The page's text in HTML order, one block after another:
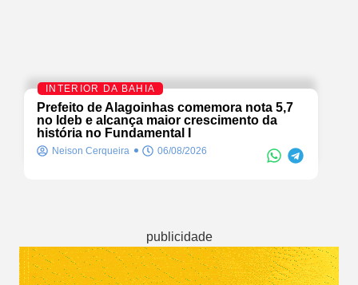
INTERIOR DA BAHIA
Prefeito de Alagoinhas comemora nota 5,7
no Ideb e alcança maior crescimento da
história no Fundamental I
Neison Cerqueira 06/08/2026
publicidade